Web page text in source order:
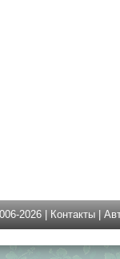
2026 | Контакты |